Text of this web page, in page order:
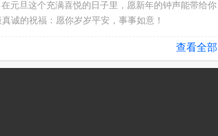
元旦这个充满喜悦的日子里，愿新年的钟声能带给你
诚的祝福：愿你岁岁平安，事事如意！
查看全部